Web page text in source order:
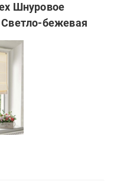
Шнуровое
Светло-бежевая